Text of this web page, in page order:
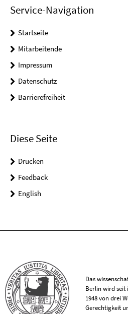
Service-Navigation
Startseite
Mitarbeitende
Impressum
Datenschutz
Barrierefreiheit
Diese Seite
Drucken
Feedback
English
Das
Berlin wird seit
1948 von drei
Gerechtigkeit